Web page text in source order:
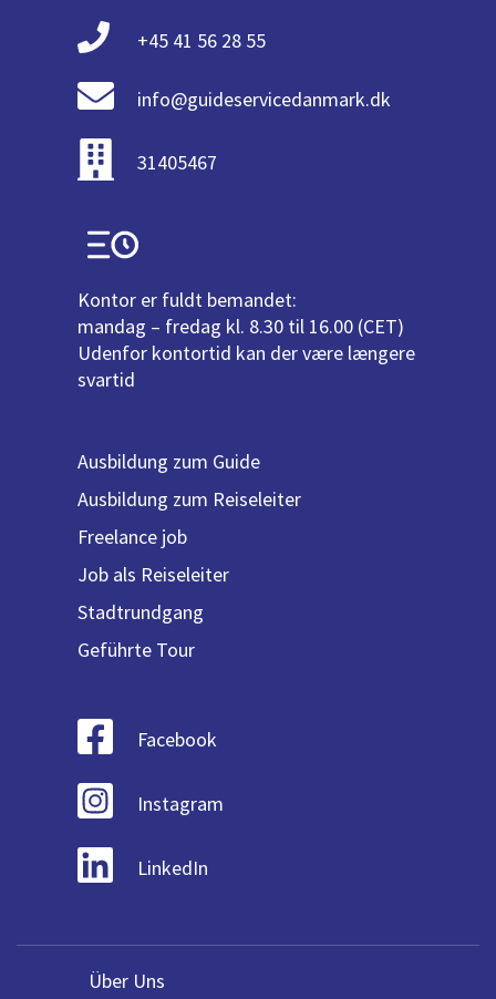
+45 41 56 28 55
info@guideservicedanmark.dk
31405467
Kontor er fuldt bemandet:
mandag – fredag kl. 8.30 til 16.00 (CET)
Udenfor kontortid kan der være længere
svartid
Ausbildung zum Guide
Ausbildung zum Reiseleiter
Freelance job
Job als Reiseleiter
Stadtrundgang
Geführte Tour
Facebook
Instagram
LinkedIn
Über Uns